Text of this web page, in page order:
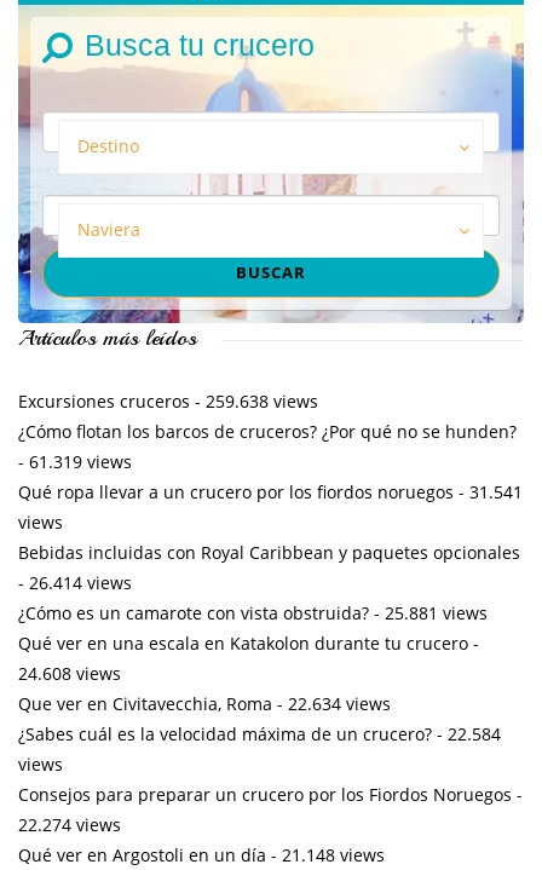
Busca tu crucero
Destino
Naviera
Artículos más leídos
Excursiones cruceros - 259.638 views
¿Cómo flotan los barcos de cruceros? ¿Por qué no se hunden?
- 61.319 views
Qué ropa llevar a un crucero por los fiordos noruegos - 31.541
views
Bebidas incluidas con Royal Caribbean y paquetes opcionales
- 26.414 views
¿Cómo es un camarote con vista obstruida? - 25.881 views
Qué ver en una escala en Katakolon durante tu crucero -
24.608 views
Que ver en Civitavecchia, Roma - 22.634 views
¿Sabes cuál es la velocidad máxima de un crucero? - 22.584
views
Consejos para preparar un crucero por los Fiordos Noruegos -
22.274 views
Qué ver en Argostoli en un día - 21.148 views